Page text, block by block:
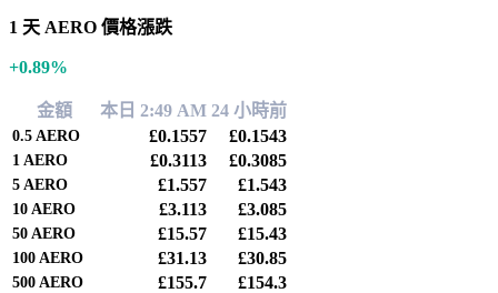
1 天 AERO 價格漲跌
+0.89%
金額 本日 2:49 AM 24 小時前
0.5 AERO £0.1557 £0.1543
1 AERO £0.3113 £0.3085
5 AERO £1.557 £1.543
10 AERO £3.113 £3.085
50 AERO £15.57 £15.43
100 AERO £31.13 £30.85
500 AERO £155.7 £154.3